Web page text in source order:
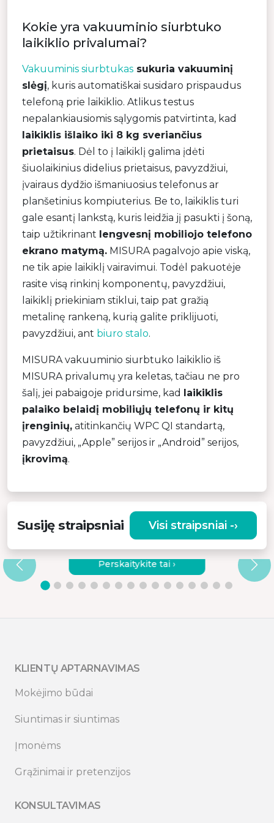
Kokie yra vakuuminio siurbtuko
laikiklio privalumai?
Vakuuminis siurbtukas sukuria vakuuminį
slėgį, kuris automatiškai susidaro prispaudus
telefoną prie laikiklio. Atlikus testus
nepalankiausiomis sąlygomis patvirtinta, kad
laikiklis išlaiko iki 8 kg sveriančius
prietaisus. Dėl to į laikiklį galima įdėti
šiuolaikinius didelius prietaisus, pavyzdžiui,
įvairaus dydžio išmaniuosius telefonus ar
planšetinius kompiuterius. Be to, laikiklis turi
gale esantį lankstą, kuris leidžia jį pasukti į šoną,
taip užtikrinant lengvesnį mobiliojo telefono
ekrano matymą. MISURA pagalvojo apie viską,
ne tik apie laikiklį vairavimui. Todėl pakuotėje
rasite visą rinkinį komponentų, pavyzdžiui,
laikiklį priekiniam stiklui, taip pat gražią
metalinę rankeną, kurią galite priklijuoti,
pavyzdžiui, ant biuro stalo.
MISURA vakuuminio siurbtuko laikiklio iš
MISURA privalumų yra keletas, tačiau ne pro
šalį, jei pabaigoje pridursime, kad laikiklis
palaiko belaidį mobiliųjų telefonų ir kitų
įrenginių, atitinkančių WPC QI standartą,
pavyzdžiui, „Apple” serijos ir „Android” serijos,
įkrovimą.
Susiję straipsniai Visi straipsniai -›
KODĖL VERTA RINKTIS KOKYBIŠKĄ
VIBRACINĮ MASAŽUOKLĮ?
Perskaitykite tai ›
KLIENTŲ APTARNAVIMAS
Mokėjimo būdai
Siuntimas ir siuntimas
Įmonėms
Grąžinimai ir pretenzijos
KONSULTAVIMAS